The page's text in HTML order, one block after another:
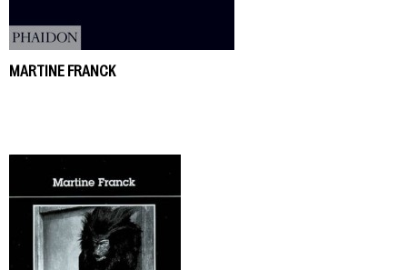
MARTINE FRANCK